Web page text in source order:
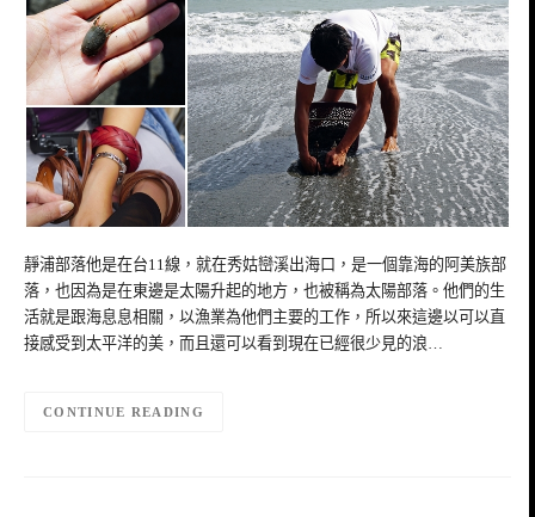
靜浦部落他是在台11線，就在秀姑巒溪出海口，是一個靠海的阿美族部
落，也因為是在東邊是太陽升起的地方，也被稱為太陽部落。他們的生
活就是跟海息息相關，以漁業為他們主要的工作，所以來這邊以可以直
接感受到太平洋的美，而且還可以看到現在已經很少見的浪…
CONTINUE READING